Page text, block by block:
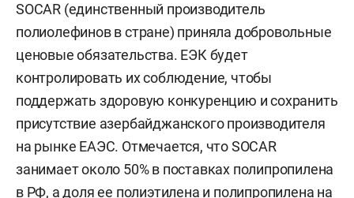
SOCAR (единственный производитель
полиолефинов в стране) приняла добровольные
ценовые обязательства. ЕЭК будет
контролировать их соблюдение, чтобы
поддержать здоровую конкуренцию и сохранить
присутствие азербайджанского производителя
на рынке ЕАЭС. Отмечается, что SOCAR
занимает около 50% в поставках полипропилена
в РФ, а доля ее полиэтилена и полипропилена на